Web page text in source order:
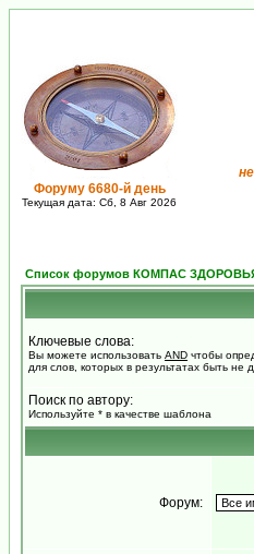
Форуму 6680-й день
Текущая дата: Сб, 8 Авг 2026
Список форумов КОМПАС
Ключевые слова:
Вы можете использовать AND чтобы
для слов, которых в результатах быть
Поиск по автору:
Используйте * в качестве шаблона
Форум: